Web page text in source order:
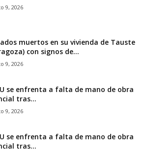
9, 2026
muertos en su vivienda de Tauste
con signos de...
9, 2026
se enfrenta a falta de mano de obra
tras...
9, 2026
se enfrenta a falta de mano de obra
tras...